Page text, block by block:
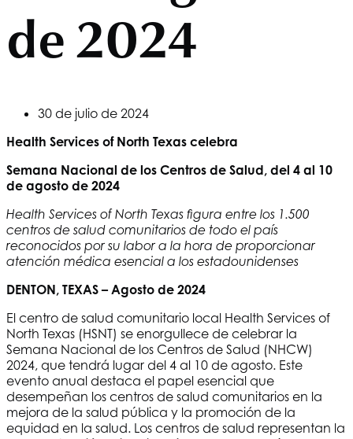
de 2024
30 de julio de 2024
Health Services of North Texas celebra
Semana Nacional de los Centros de Salud, del 4 al 10
de agosto de 2024
Health Services of North Texas figura entre los 1.500
centros de salud comunitarios de todo el país
reconocidos por su labor a la hora de proporcionar
atención médica esencial a los estadounidenses
DENTON, TEXAS – Agosto de 2024
El centro de salud comunitario local Health Services of
North Texas (HSNT) se enorgullece de celebrar la
Semana Nacional de los Centros de Salud (NHCW)
2024, que tendrá lugar del 4 al 10 de agosto. Este
evento anual destaca el papel esencial que
desempeñan los centros de salud comunitarios en la
mejora de la salud pública y la promoción de la
equidad en la salud. Los centros de salud representan la